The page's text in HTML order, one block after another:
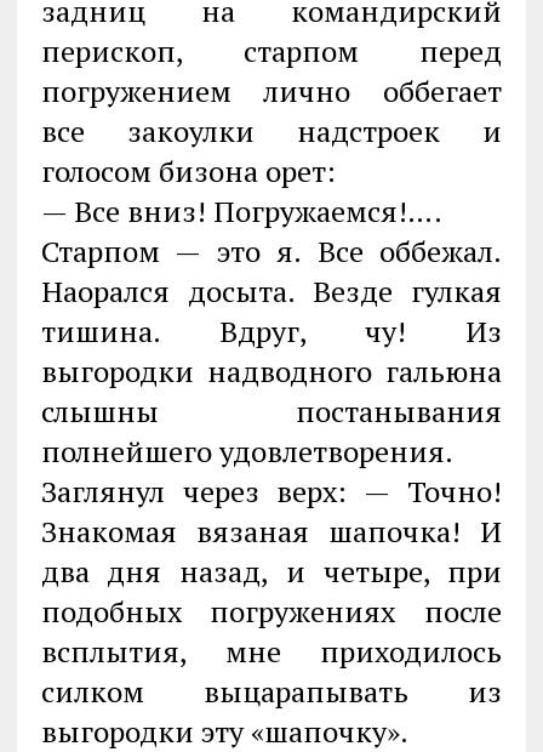
задниц на командирский
перископ, старпом перед
погружением лично оббегает
все закоулки надстроек и
голосом бизона орет:
— Все вниз! Погружаемся!….
Старпом — это я. Все оббежал.
Наорался досыта. Везде гулкая
тишина. Вдруг, чу! Из
выгородки надводного гальюна
слышны постанывания
полнейшего удовлетворения.
Заглянул через верх: — Точно!
Знакомая вязаная шапочка! И
два дня назад, и четыре, при
подобных погружениях после
всплытия, мне приходилось
силком выцарапывать из
выгородки эту «шапочку».